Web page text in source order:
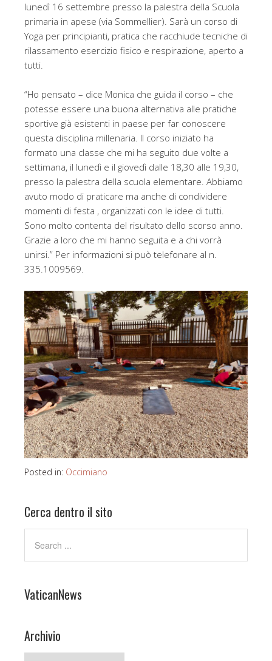
lunedì 16 settembre presso la palestra della Scuola
primaria in apese (via Sommellier). Sarà un corso di
Yoga per principianti, pratica che racchiude tecniche di
rilassamento esercizio fisico e respirazione, aperto a
tutti.
“Ho pensato – dice Monica che guida il corso – che
potesse essere una buona alternativa alle pratiche
sportive già esistenti in paese per far conoscere
questa disciplina millenaria. Il corso iniziato ha
formato una classe che mi ha seguito due volte a
settimana, il lunedì e il giovedì dalle 18,30 alle 19,30,
presso la palestra della scuola elementare. Abbiamo
avuto modo di praticare ma anche di condividere
momenti di festa , organizzati con le idee di tutti.
Sono molto contenta del risultato dello scorso anno.
Grazie a loro che mi hanno seguita e a chi vorrà
unirsi.” Per informazioni si può telefonare al n.
335.1009569.
Posted in: Occimiano
Cerca dentro il sito
VaticanNews
Archivio